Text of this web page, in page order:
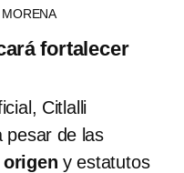
fortalecer
Citlalli
pesar de las
y estatutos